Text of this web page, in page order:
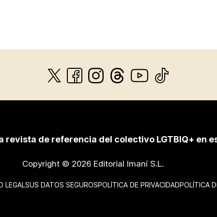
revista de referencia del colectivo LGTBIQ+ en
Copyright © 2026 Editorial Imaní S.L.
LEGALSUS DATOS SEGUROSPOLÍTICA DE PRIVACIDADPOLÍTICA